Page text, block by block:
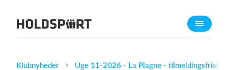
Om Holdsport
Klubnyheder Uge 11-2026 - La Plagne - tilmeldingsfrist